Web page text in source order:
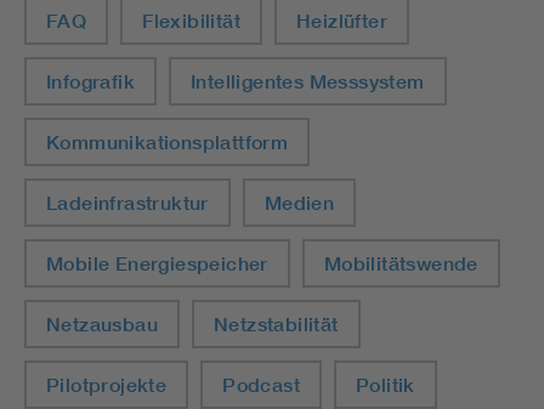
FAQ Flexibilität Heizlüfter
Infografik Intelligentes Messsystem
Kommunikationsplattform
Ladeinfrastruktur Medien
Mobile Energiespeicher Mobilitätswende
Netzausbau Netzstabilität
Pilotprojekte Podcast Politik